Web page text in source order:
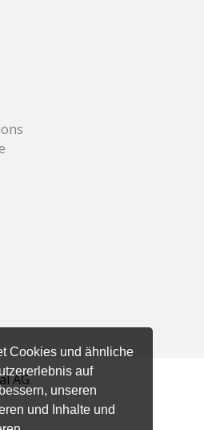
Cookies und ähnliche
auf
unseren
und Inhalte und
AG